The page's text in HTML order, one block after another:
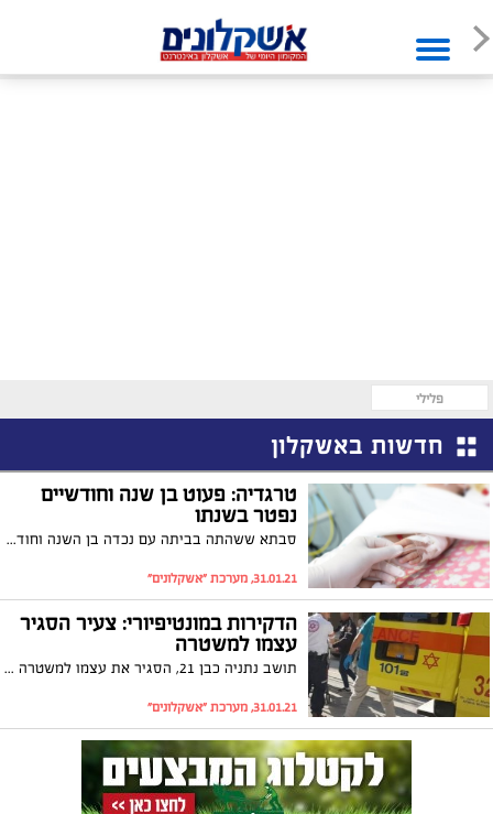
פלילי
חדשות באשקלון
טרגדיה: פעוט בן שנה וחודשיים
נפטר בשנתו
סבתא ששהתה בביתה עם נכדה בן השנה וחודשיים בדירתה ברחוב אלי כהן, הבחינה כי אינו מתעורר משנתו. היא הזעיקה את כוחות ההצלה שביצעו בו החייאה. בהמשך נפטר בבית החולים
31.01.21, מערכת "אשקלונים"
הדקירות במונטיפיורי: צעיר הסגיר
עצמו למשטרה
תושב נתניה כבן 21, הסגיר את עצמו למשטרה וכעת הוא עצור בחשד כי דקר את תושב העיר לפני כשבועיים בפתח הבניין שלו. כזכור, האדם שנדקר הינו אדם ללא עבר פלילי, שטען כי מדובר בטעות בזיהוי
31.01.21, מערכת "אשקלונים"